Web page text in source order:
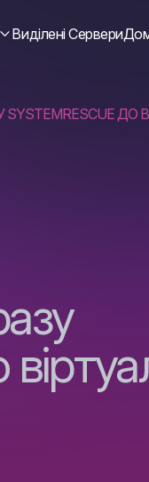
Виділені Сервери
ДО